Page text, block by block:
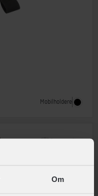
Om
Mobilholdere
Sammenlign